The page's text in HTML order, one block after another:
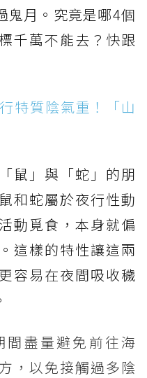
鬼月。究竟是哪4個
千萬不能去？快跟
特質陰氣重！「山
鼠」與「蛇」的朋
和蛇屬於夜行性動
動覓食，本身就偏
這樣的特性讓這兩
容易在夜間吸收穢
間盡量避免前往海
，以免接觸過多陰